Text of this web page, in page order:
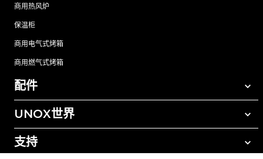
商用热风炉
保温柜
商用电气式烤箱
商用燃气式烤箱
配件
所有配件
手动清洗清洁剂
UNOX世界
我们在全球的办事处
支持